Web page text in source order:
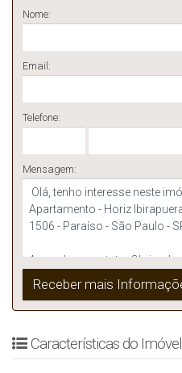
Nome:
Email:
Telefone:
Mensagem:
Características do Imóvel